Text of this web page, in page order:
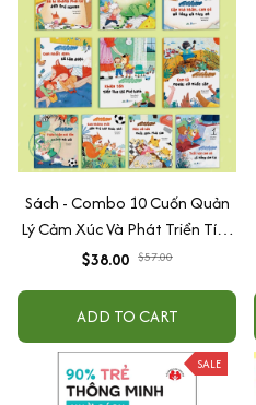
Sách - Combo 10 Cuốn Quản
Lý Cảm Xúc Và Phát Triển Tính
Cách Cho Bé Từ 2 - 6 Tuổi
$38.00 $57.00
ADD TO CART
SALE